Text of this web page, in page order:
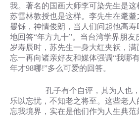
我。著名的国画大师李可染先生是这
苏雪林教授也是这样。李先生在耄耋
矍铄，神情俊朗，当人们问起他高寿
地回答“年方九十”。当台湾学界朋友
岁寿辰时，苏先生一身大红夹袄，满
忘一再向诸亲好友和媒体强调“我哪
年才98哪!”多么可爱的回答。
孔子有个自评，其为人也，
乐以忘忧，不知老之将至。这些老人
忘我境界，实在是他们作为人生典范